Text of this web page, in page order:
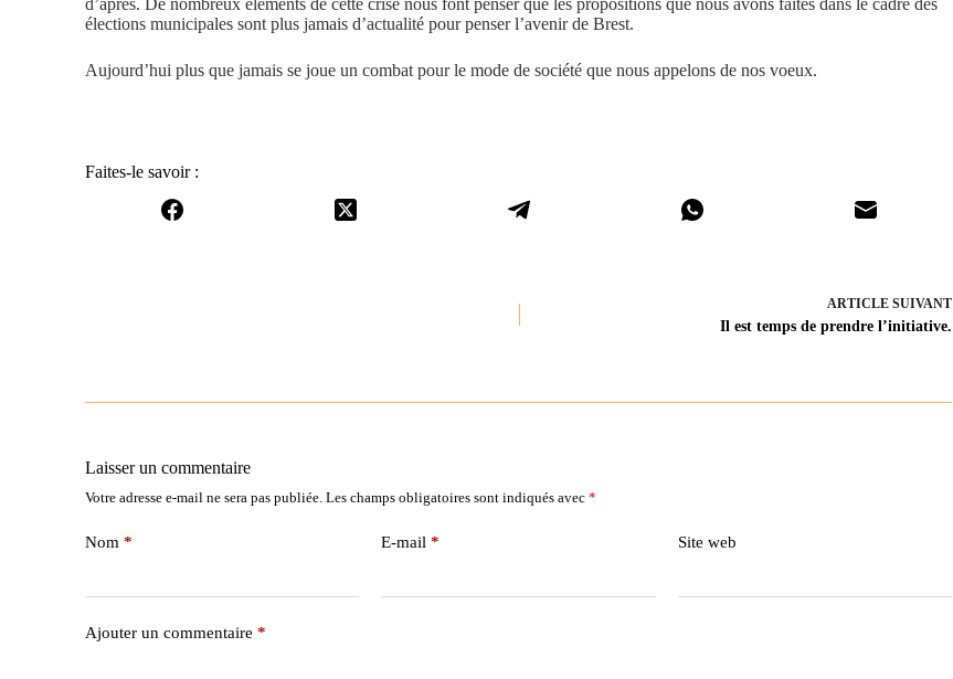
d’après. De nombreux éléments de cette crise nous font penser que les propositions que nous avons faites dans le cadre des
élections municipales sont plus jamais d’actualité pour penser l’avenir de Brest.
Aujourd’hui plus que jamais se joue un combat pour le mode de société que nous appelons de nos voeux.
Faites-le savoir :
ARTICLE SUIVANT
Il est temps de prendre l’initiative.
Laisser un commentaire
Votre adresse e-mail ne sera pas publiée. Les champs obligatoires sont indiqués avec *
Nom * E-mail * Site web
Ajouter un commentaire *